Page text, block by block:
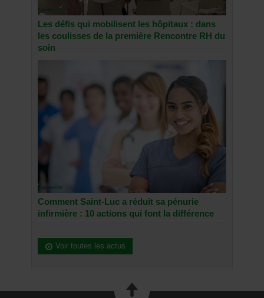
Les défis qui mobilisent les hôpitaux : dans
les coulisses de la première Rencontre RH du
soin
Comment Saint-Luc a réduit sa pénurie
infirmière : 10 actions qui font la différence
Voir toutes les actus